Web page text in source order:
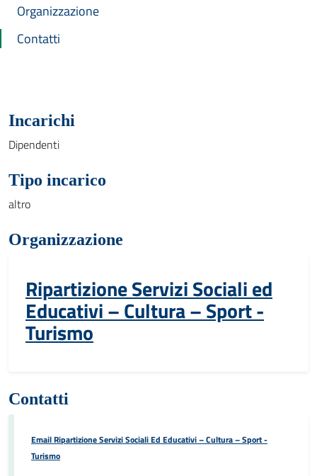
Organizzazione
Contatti
Incarichi
Dipendenti
Tipo incarico
altro
Organizzazione
Ripartizione Servizi Sociali ed
Educativi – Cultura – Sport -
Turismo
Contatti
Email Ripartizione Servizi Sociali Ed Educativi – Cultura – Sport -
Turismo